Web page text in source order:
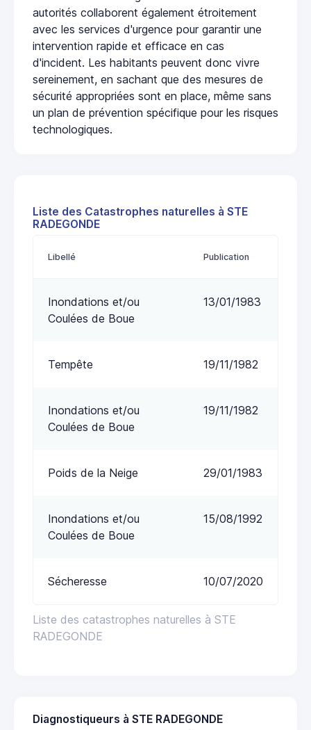
autorités collaborent également étroitement
avec les services d'urgence pour garantir une
intervention rapide et efficace en cas
d'incident. Les habitants peuvent donc vivre
sereinement, en sachant que des mesures de
sécurité appropriées sont en place, même sans
un plan de prévention spécifique pour les risques
technologiques.
Liste des Catastrophes naturelles à STE
RADEGONDE
Liste des catastrophes naturelles à STE
RADEGONDE
Libellé Publication
Inondations et/ou
Coulées de Boue
13/01/1983
Tempête 19/11/1982
Inondations et/ou
Coulées de Boue
19/11/1982
Poids de la Neige 29/01/1983
Inondations et/ou
Coulées de Boue
15/08/1992
Sécheresse 10/07/2020
Diagnostiqueurs à STE RADEGONDE